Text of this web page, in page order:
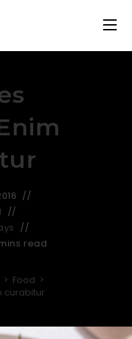
read
> Food >
curabitur